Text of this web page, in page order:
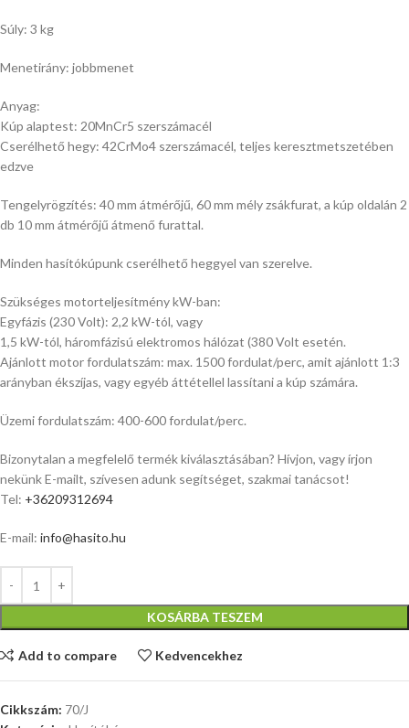
Súly: 3 kg
Menetirány: jobbmenet
Anyag:
Kúp alaptest: 20MnCr5 szerszámacél
Cserélhető hegy: 42CrMo4 szerszámacél, teljes keresztmetszetében
edzve
Tengelyrögzítés: 40 mm átmérőjű, 60 mm mély zsákfurat, a kúp oldalán 2
db 10 mm átmérőjű átmenő furattal.
Minden hasítókúpunk cserélhető heggyel van szerelve.
Szükséges motorteljesítmény kW-ban:
Egyfázis (230 Volt): 2,2 kW-tól, vagy
1,5 kW-tól, háromfázisú elektromos hálózat (380 Volt esetén.
Ajánlott motor fordulatszám: max. 1500 fordulat/perc, amit ajánlott 1:3
arányban ékszíjas, vagy egyéb áttétellel lassítani a kúp számára.
Üzemi fordulatszám: 400-600 fordulat/perc.
Bizonytalan a megfelelő termék kiválasztásában? Hívjon, vagy írjon
nekünk E-mailt, szívesen adunk segítséget, szakmai tanácsot!
Tel: +36209312694
E-mail: info@hasito.hu
KOSÁRBA TESZEM
Add to compare Kedvencekhez
Cikkszám: 70/J